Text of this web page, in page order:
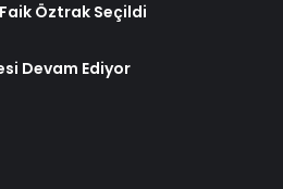
Faik Öztrak Seçildi
Devam Ediyor